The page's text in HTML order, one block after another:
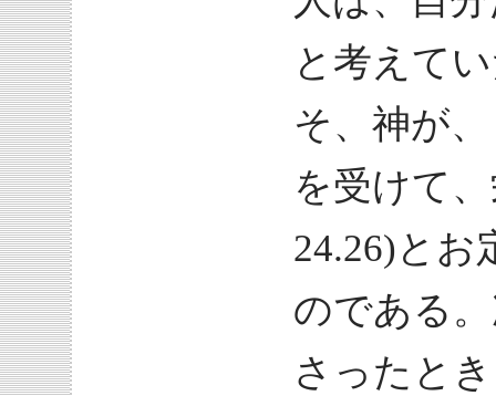
と考えて
そ、神が
を受けて
24.26)とお
のである
さったと